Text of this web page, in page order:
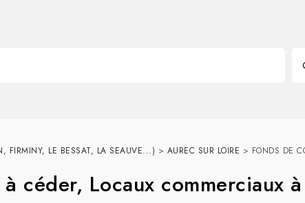
FIRMINY, LE BESSAT, LA SEAUVE...) > AUREC SUR LOIRE > FONDS DE
céder, Locaux commerciaux